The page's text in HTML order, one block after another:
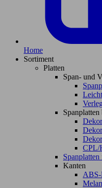
Home
Sortiment
Platten
Span- und
Spanplatten
CPL/
Kanten
ABS-